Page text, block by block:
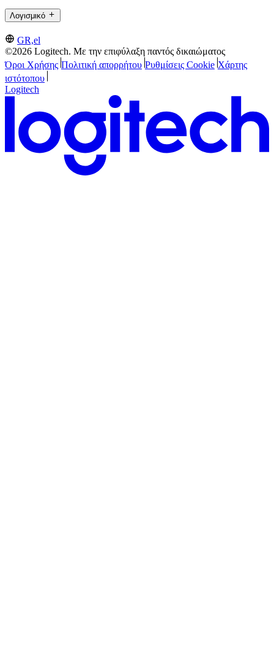
Λογισμικό
GR,el
©2026 Logitech. Με την επιφύλαξη παντός δικαιώματος
Όροι Χρήσης Πολιτική απορρήτου Ρυθμίσεις Cookie Χάρτης
ιστότοπου
Logitech